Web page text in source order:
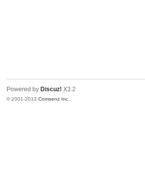
Powered by Discuz! X3.2
© 2001-2013Comsenz Inc.